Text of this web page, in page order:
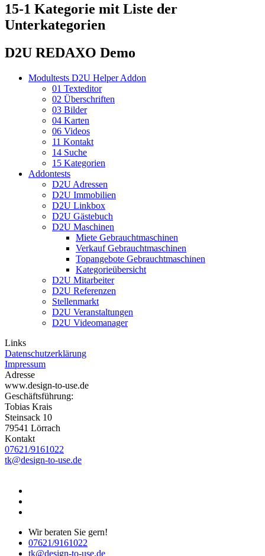
15-1 Kategorie mit Liste der
Unterkategorien
D2U REDAXO Demo
Modultests D2U Helper Addon
01 Texteditor
02 Überschriften
03 Bilder
04 Karten
06 Videos
11 Kontakt
14 Suche
15 Kategorien
Addontests
D2U Adressen
D2U Immobilien
D2U Linkbox
D2U Gästebuch
D2U Maschinen
Miete Gebrauchtmaschinen
Verkauf Gebrauchtmaschinen
Topangebote Gebrauchtmaschinen
Kategorieübersicht
D2U Mitarbeiter
D2U Referenzen
Stellenmarkt
D2U Veranstaltungen
D2U Videomanager
Links
Datenschutzerklärung
Impressum
Adresse
www.design-to-use.de
Geschäftsführung:
Tobias Krais
Steinsack 10
79541 Lörrach
Kontakt
07621/9161022
tk@design-to-use.de
Wir beraten Sie gern!
07621/9161022
tk@design-to-use.de